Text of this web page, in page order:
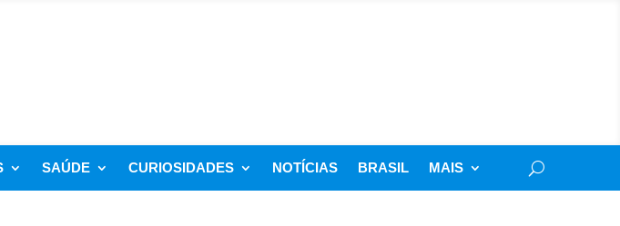
SAÚDE CURIOSIDADES NOTÍCIAS BRASIL MAIS